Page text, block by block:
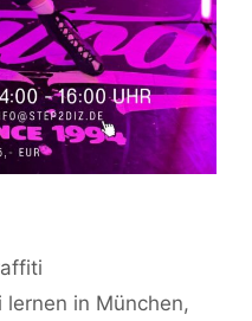
lernen in München,